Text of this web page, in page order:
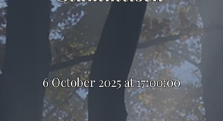
6 October 2025 at 17:00:00